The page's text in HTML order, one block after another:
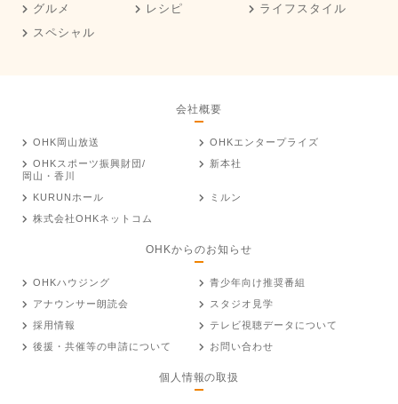
グルメ
レシピ
ライフスタイル
スペシャル
会社概要
OHK岡山放送
OHKエンタープライズ
OHKスポーツ振興財団/
岡山・香川
新本社
KURUNホール
ミルン
株式会社OHKネットコム
OHKからのお知らせ
OHKハウジング
青少年向け推奨番組
アナウンサー朗読会
スタジオ見学
採用情報
テレビ視聴データについて
後援・共催等の申請について
お問い合わせ
個人情報の取扱